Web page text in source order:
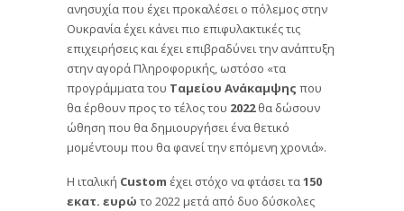
ανησυχία που έχει προκαλέσει ο πόλεμος στην
Ουκρανία έχει κάνει πιο επιφυλακτικές τις
επιχειρήσεις και έχει επιβραδύνει την ανάπτυξη
στην αγορά Πληροφορικής, ωστόσο «τα
προγράμματα του Ταμείου Ανάκαμψης που
θα έρθουν προς το τέλος του 2022θα δώσουν
ώθηση που θα δημιουργήσει ένα θετικό
μομέντουμ που θα φανεί την επόμενη χρονιά».
Η ιταλική Custom έχει στόχο να φτάσει τα150
εκατ. ευρώ το 2022 μετά από δυο δύσκολες